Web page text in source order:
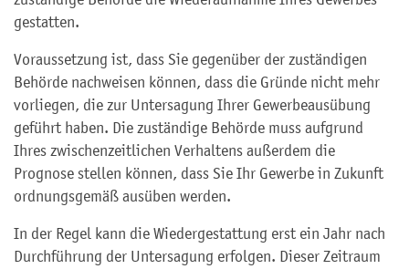
gestatten.
Voraussetzung ist, dass Sie gegenüber der zuständigen
Behörde nachweisen können, dass die Gründe nicht mehr
vorliegen, die zur Untersagung Ihrer Gewerbeausübung
geführt haben. Die zuständige Behörde muss aufgrund
Ihres zwischenzeitlichen Verhaltens außerdem die
Prognose stellen können, dass Sie Ihr Gewerbe in Zukunft
ordnungsgemäß ausüben werden.
In der Regel kann die Wiedergestattung erst ein Jahr nach
Durchführung der Untersagung erfolgen. Dieser Zeitraum